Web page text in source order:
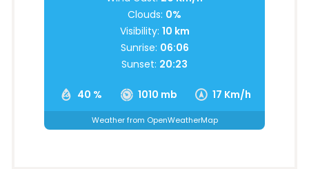
40 % 1010 mb 17 Km/h
Clouds: 0%
Visibility: 10 km
Sunrise: 06:06
Sunset: 20:23
Weather from OpenWeatherMap